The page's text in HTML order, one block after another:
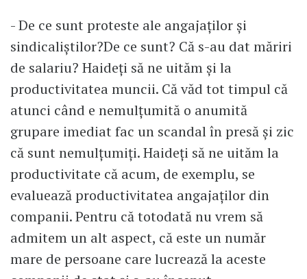
- De ce sunt proteste ale angajaților și
sindicaliștilor?De ce sunt? Că s-au dat măriri
de salariu? Haideți să ne uităm și la
productivitatea muncii. Că văd tot timpul că
atunci când e nemulțumită o anumită
grupare imediat fac un scandal în presă și zic
că sunt nemulțumiți. Haideți să ne uităm la
productivitate că acum, de exemplu, se
evaluează productivitatea angajaților din
companii. Pentru că totodată nu vrem să
admitem un alt aspect, că este un număr
mare de persoane care lucrează la aceste